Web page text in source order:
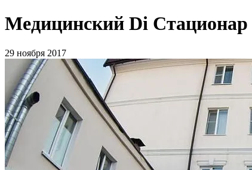
Медицинский Di Стационар
29 ноября 2017